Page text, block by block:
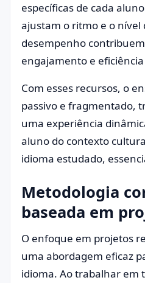
específicas de cada
ajustam o ritmo e o nível
desempenho
engajamento e
Com esses recursos, o
passivo e fragmentado,
uma experiência
aluno do contexto
idioma estudado,
Metodologia
baseada em
O enfoque em projetos
uma abordagem eficaz
idioma. Ao trabalhar em